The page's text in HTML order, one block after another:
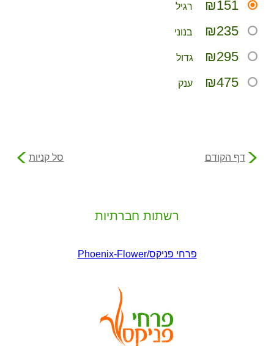
₪151 רגיל
₪235 בנוני
₪295 גדול
₪475 ענק
דף הקודם סל קניות
רשתות חברתיות